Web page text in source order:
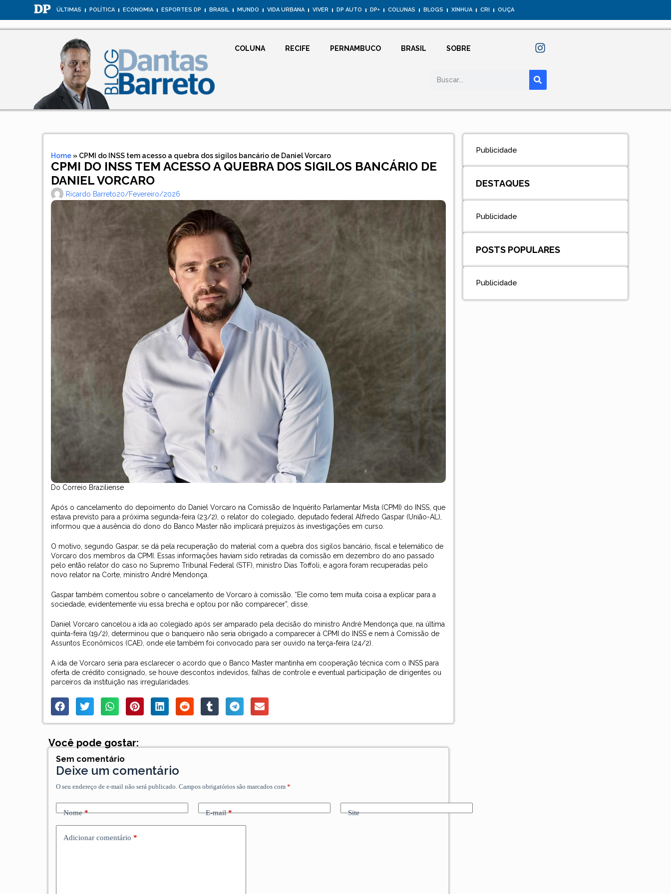
ÚLTIMAS POLÍTICA ECONOMIA ESPORTES DP BRASIL MUNDO VIDA URBANA VIVER DP AUTO DP+ COLUNAS BLOGS XINHUA CRI OUÇA
COLUNA RECIFE PERNAMBUCO BRASIL SOBRE
Home » CPMI do INSS tem acesso a quebra dos sigilos bancário de Daniel Vorcaro
CPMI DO INSS TEM ACESSO A QUEBRA DOS SIGILOS BANCÁRIO DE
DANIEL VORCARO
Ricardo Barreto20/fevereiro/2026
Do Correio Braziliense
Após o cancelamento do depoimento do Daniel Vorcaro na Comissão de Inquérito Parlamentar Mista (CPMI) do INSS, que
estava previsto para a próxima segunda-feira (23/2), o relator do colegiado, deputado federal Alfredo Gaspar (União-AL),
informou que a ausência do dono do Banco Master não implicará prejuízos às investigações em curso.
O motivo, segundo Gaspar, se dá pela recuperação do material com a quebra dos sigilos bancário, fiscal e telemático de
Vorcaro dos membros da CPMI. Essas informações haviam sido retiradas da comissão em dezembro do ano passado
pelo então relator do caso no Supremo Tribunal Federal (STF), ministro Dias Toffoli, e agora foram recuperadas pelo
novo relator na Corte, ministro André Mendonça.
Gaspar também comentou sobre o cancelamento de Vorcaro à comissão. “Ele como tem muita coisa a explicar para a
sociedade, evidentemente viu essa brecha e optou por não comparecer”, disse.
Daniel Vorcaro cancelou a ida ao colegiado após ser amparado pela decisão do ministro André Mendonça que, na última
quinta-feira (19/2), determinou que o banqueiro não seria obrigado a comparecer à CPMI do INSS e nem à Comissão de
Assuntos Econômicos (CAE), onde ele também foi convocado para ser ouvido na terça-feira (24/2).
A ida de Vorcaro seria para esclarecer o acordo que o Banco Master mantinha em cooperação técnica com o INSS para
oferta de crédito consignado, se houve descontos indevidos, falhas de controle e eventual participação de dirigentes ou
parceiros da instituição nas irregularidades.
Você pode gostar:
Sem comentário
Deixe um comentário
O seu endereço de e-mail não será publicado. Campos obrigatórios são marcados com*
Nome* E-mail* Site
Adicionar comentário *
Publicidade
DESTAQUES
Publicidade
POSTS POPULARES
Publicidade